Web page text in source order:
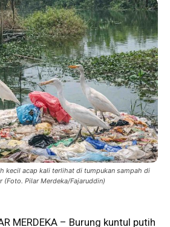
kecil acap kali terlihat di tumpukan sampah di
(Foto. Pilar Merdeka/Fajaruddin)
MERDEKA – Burung kuntul putih